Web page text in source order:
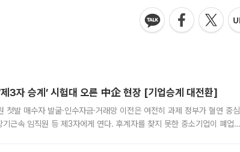
3자 승계’ 시험대 오른 中企 현장 [기업승계 대전환]
발 매수자 발굴·인수자금·거래망 이전은 여전히 과제 정부가 혈연 중심
근속 임직원 등 제3자에게 연다. 후계자를 찾지 못한 중소기업이 폐업